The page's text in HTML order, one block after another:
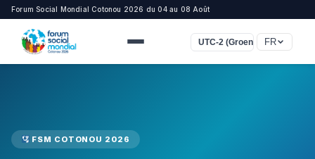
Forum Social Mondial Cotonou 2026 du 04 au 08 Août
UTC-2 (Groenland)
FR
FSM COTONOU 2026